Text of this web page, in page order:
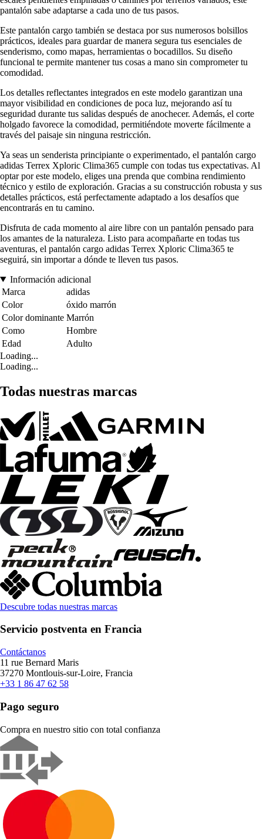
pantalón sabe adaptarse a cada uno de tus pasos.
Este pantalón cargo también se destaca por sus numerosos bolsillos
prácticos, ideales para guardar de manera segura tus esenciales de
senderismo, como mapas, herramientas o bocadillos. Su diseño
funcional te permite mantener tus cosas a mano sin comprometer tu
comodidad.
Los detalles reflectantes integrados en este modelo garantizan una
mayor visibilidad en condiciones de poca luz, mejorando así tu
seguridad durante tus salidas después de anochecer. Además, el corte
holgado favorece la comodidad, permitiéndote moverte fácilmente a
través del paisaje sin ninguna restricción.
Ya seas un senderista principiante o experimentado, el pantalón cargo
adidas Terrex Xploric Clima365 cumple con todas tus expectativas. Al
optar por este modelo, eliges una prenda que combina rendimiento
técnico y estilo de exploración. Gracias a su construcción robusta y sus
detalles prácticos, está perfectamente adaptado a los desafíos que
encontrarás en tu camino.
Disfruta de cada momento al aire libre con un pantalón pensado para
los amantes de la naturaleza. Listo para acompañarte en todas tus
aventuras, el pantalón cargo adidas Terrex Xploric Clima365 te
seguirá, sin importar a dónde te lleven tus pasos.
Información adicional
Marca
adidas
Color
óxido marrón
Color dominante Marrón
Como
Hombre
Edad
Adulto
Loading...
Loading...
Todas nuestras marcas
Descubre todas nuestras marcas
Servicio postventa en Francia
Contáctanos
11 rue Bernard Maris
37270 Montlouis-sur-Loire, Francia
+33 1 86 47 62 58
Pago seguro
Compra en nuestro sitio con total confianza